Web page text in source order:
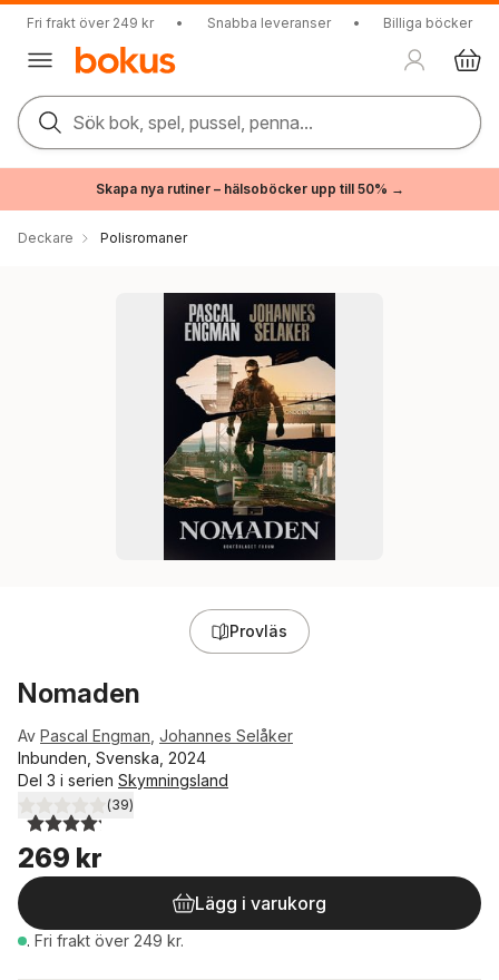
Fri frakt över 249 kr • Snabba leveranser • Billiga böcker
Sök bok, spel, pussel, penna...
Skapa nya rutiner – hälsoböcker upp till 50% →
Deckare Polisromaner
Provläs
Nomaden
Av Pascal Engman Johannes Selåker
Inbunden, Svenska, 2024
Del 3 i serien Skymningsland
4,2utav 5 stjärnor. Totalt antal röster:
(39)
269 kr
Lägg i varukorg
. Fri frakt över 249 kr.